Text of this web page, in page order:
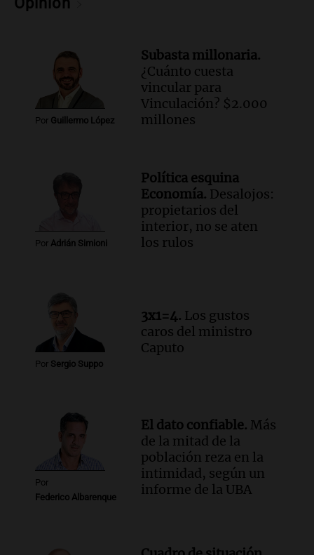
Una mañana para todos
Episodios
Audio.
Matías, un inmigrante temoroso
ante la detención y deportación en
Estados Unidos
Audio.
Chile planteó mejorar la
conectividad fronteriza, aérea y digital
Panorama Federal
Episodios
proteínas
Una mañana para todos
Episodios
Por Guillermo López
Subasta millonaria.
¿Cuánto cuesta
vincular para
Vinculación? $2.000
millones
Por Adrián Simioni
Política esquina
Economía. Desalojos:
propietarios del
interior, no se aten
los rulos
Por Sergio Suppo
3x1=4. Los gustos
caros del ministro
Caputo
Por
Federico Albarenque
El dato confiable. Más
de la mitad de la
población reza en la
intimidad, según un
informe de la UBA